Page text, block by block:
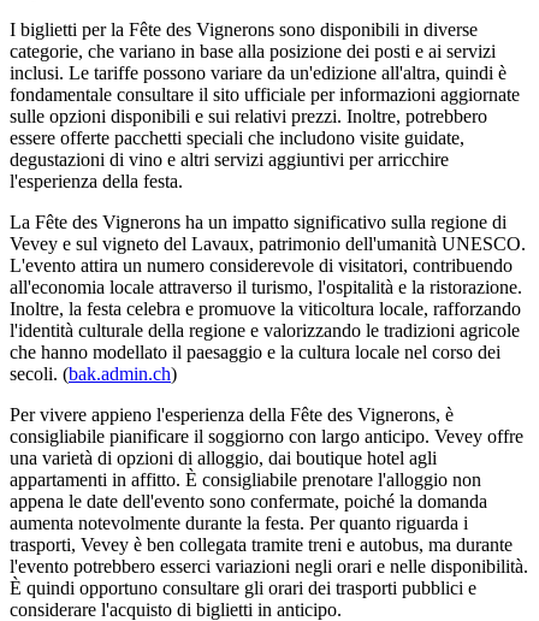
I biglietti per la Fête des Vignerons sono disponibili in diverse
categorie, che variano in base alla posizione dei posti e ai servizi
inclusi. Le tariffe possono variare da un'edizione all'altra, quindi è
fondamentale consultare il sito ufficiale per informazioni aggiornate
sulle opzioni disponibili e sui relativi prezzi. Inoltre, potrebbero
essere offerte pacchetti speciali che includono visite guidate,
degustazioni di vino e altri servizi aggiuntivi per arricchire
l'esperienza della festa.
La Fête des Vignerons ha un impatto significativo sulla regione di
Vevey e sul vigneto del Lavaux, patrimonio dell'umanità UNESCO.
L'evento attira un numero considerevole di visitatori, contribuendo
all'economia locale attraverso il turismo, l'ospitalità e la ristorazione.
Inoltre, la festa celebra e promuove la viticoltura locale, rafforzando
l'identità culturale della regione e valorizzando le tradizioni agricole
che hanno modellato il paesaggio e la cultura locale nel corso dei
secoli. (bak.admin.ch)
Per vivere appieno l'esperienza della Fête des Vignerons, è
consigliabile pianificare il soggiorno con largo anticipo. Vevey offre
una varietà di opzioni di alloggio, dai boutique hotel agli
appartamenti in affitto. È consigliabile prenotare l'alloggio non
appena le date dell'evento sono confermate, poiché la domanda
aumenta notevolmente durante la festa. Per quanto riguarda i
trasporti, Vevey è ben collegata tramite treni e autobus, ma durante
l'evento potrebbero esserci variazioni negli orari e nelle disponibilità.
È quindi opportuno consultare gli orari dei trasporti pubblici e
considerare l'acquisto di biglietti in anticipo.